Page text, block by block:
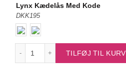
Lynx Kædelås Med Kode
DKK195
TILFØJ TIL KURV